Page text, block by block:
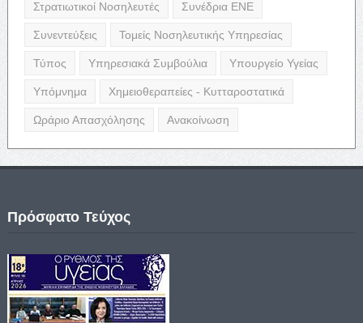
Στρατιωτικοί Νοσηλευτές Συνέδρια ΕΝΕ
Συνεντεύξεις Τομείς Νοσηλευτικής Υπηρεσίας
Τύπος Υπηρεσιακά Συμβούλια Υπουργείο Υγείας
Υπόμνημα Χημειοθεραπείες - Κυτταροστατικά
Ωράριο Απασχόλησης Ανακοίνωση
Πρόσφατο Τεύχος